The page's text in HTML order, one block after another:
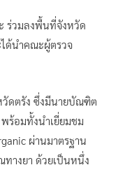
ร่วมลงพื้นที่จังหวัด
ด้นำคณะผู้ตรวจ
วัดตรัง ซึ่งมีนายบัณฑิต
ร้อมทั้งนำเยี่ยมชม
ผ่านมาตรฐาน
างยา ด้วยเป็นหนึ่ง